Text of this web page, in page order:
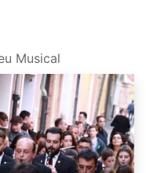
Musical